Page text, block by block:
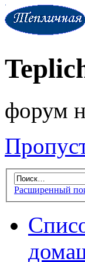
форум
Расширенный